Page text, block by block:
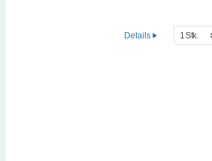
PEG und
Aluminium freies
Details